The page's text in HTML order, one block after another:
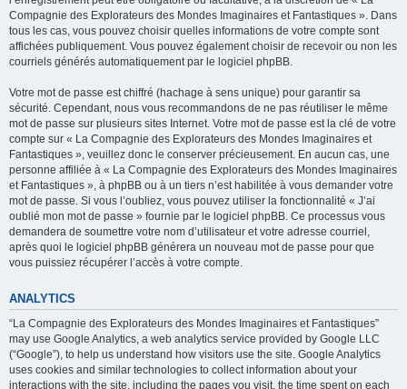
Compagnie des Explorateurs des Mondes Imaginaires et Fantastiques ». Dans
tous les cas, vous pouvez choisir quelles informations de votre compte sont
affichées publiquement. Vous pouvez également choisir de recevoir ou non les
courriels générés automatiquement par le logiciel phpBB.
Votre mot de passe est chiffré (hachage à sens unique) pour garantir sa
sécurité. Cependant, nous vous recommandons de ne pas réutiliser le même
mot de passe sur plusieurs sites Internet. Votre mot de passe est la clé de votre
compte sur « La Compagnie des Explorateurs des Mondes Imaginaires et
Fantastiques », veuillez donc le conserver précieusement. En aucun cas, une
personne affiliée à « La Compagnie des Explorateurs des Mondes Imaginaires
et Fantastiques », à phpBB ou à un tiers n’est habilitée à vous demander votre
mot de passe. Si vous l’oubliez, vous pouvez utiliser la fonctionnalité « J’ai
oublié mon mot de passe » fournie par le logiciel phpBB. Ce processus vous
demandera de soumettre votre nom d’utilisateur et votre adresse courriel,
après quoi le logiciel phpBB générera un nouveau mot de passe pour que
vous puissiez récupérer l’accès à votre compte.
ANALYTICS
“La Compagnie des Explorateurs des Mondes Imaginaires et Fantastiques”
may use Google Analytics, a web analytics service provided by Google LLC
(“Google”), to help us understand how visitors use the site. Google Analytics
uses cookies and similar technologies to collect information about your
interactions with the site, including the pages you visit, the time spent on each